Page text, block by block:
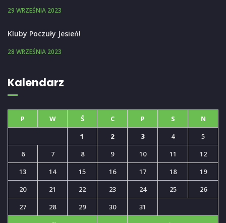
29 WRZEŚNIA 2023
Kluby Poczuły Jesień!
28 WRZEŚNIA 2023
Kalendarz
P W Ś C P S N
1 2 3 4
5
6
7 8 9 10 11
12
13
14 15 16 17 18
19
20
21 22 23 24 25
26
27
28 29 30 31